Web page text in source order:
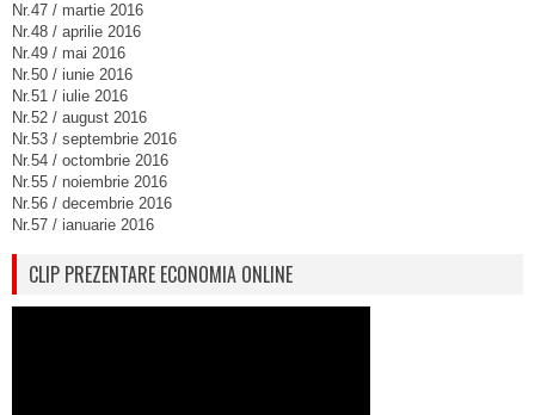
Nr.47 / martie 2016
Nr.48 / aprilie 2016
Nr.49 / mai 2016
Nr.50 / iunie 2016
Nr.51 / iulie 2016
Nr.52 / august 2016
Nr.53 / septembrie 2016
Nr.54 / octombrie 2016
Nr.55 / noiembrie 2016
Nr.56 / decembrie 2016
Nr.57 / ianuarie 2016
CLIP PREZENTARE ECONOMIA ONLINE